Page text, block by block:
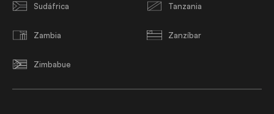
Sudáfrica Tanzania
Zambia Zanzíbar
Zimbabue